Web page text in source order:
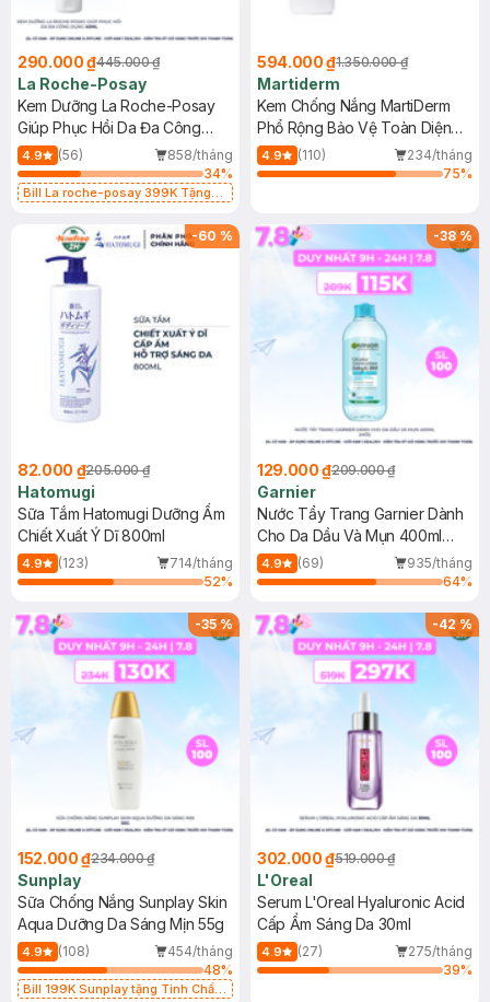
290.000 ₫445.000 ₫
La Roche-Posay
Kem Dưỡng La Roche-Posay
Giúp Phục Hồi Da Đa Công
Dụng 40ml
4.9 (56)
858/tháng
34%
Bill La roche-posay 399K Tặng
(SL có hạn)
594.000 ₫1.350.000 ₫
Martiderm
Kem Chống Nắng MartiDerm
Phổ Rộng Bảo Vệ Toàn Diện
40ml
4.9 (110)
234/tháng
75%
-60 %
82.000 ₫205.000 ₫
Hatomugi
Sữa Tắm Hatomugi Dưỡng Ẩm
Chiết Xuất Ý Dĩ 800ml
4.9 (123)
714/tháng
52%
-38%
129.000 ₫209.000 ₫
Garnier
Nước Tẩy Trang Garnier Dành
Cho Da Dầu Và Mụn 400ml
(Mới)
4.9 (69)
935/tháng
64%
-35%
152.000 ₫234.000 ₫
Sunplay
Sữa Chống Nắng Sunplay Skin
Aqua Dưỡng Da Sáng Mịn 55g
4.9 (108)
454/tháng
48%
Bill 199K Sunplay tặng Tinh Chất
-42%
302.000 ₫519.000 ₫
L'Oreal
Serum L'Oreal Hyaluronic Acid
Cấp Ẩm Sáng Da 30ml
4.9 (27)
275/tháng
39%